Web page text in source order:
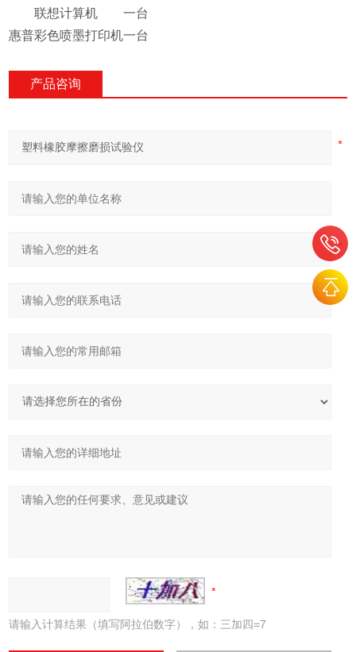
联想计算机
一台
惠普彩色喷墨打印机一台
产品咨询
请输入计算结果（填写阿拉伯数字），如：三加四=7